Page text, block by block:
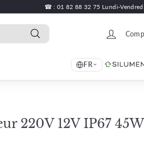
☎ : 01 82 88 32 75 Lundi-
Recherche
FR
220V 12V IP67